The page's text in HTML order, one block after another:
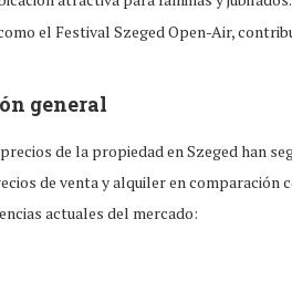
el Festival Szeged Open-Air,
general
de la propiedad en Szeged han
de venta y alquiler en comparación
actuales del mercado: